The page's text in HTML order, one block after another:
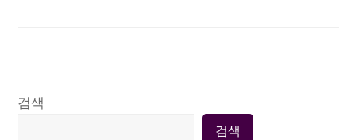
검색
검색